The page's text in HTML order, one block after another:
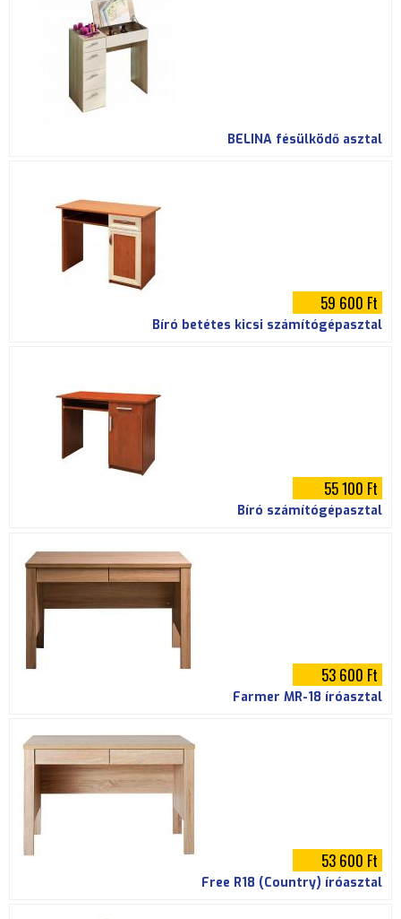
BELINA fésülködő asztal
59 600 Ft
Bíró betétes kicsi számítógépasztal
55 100 Ft
Bíró számítógépasztal
53 600 Ft
Farmer MR-18 íróasztal
53 600 Ft
Free R18 (Country) íróasztal